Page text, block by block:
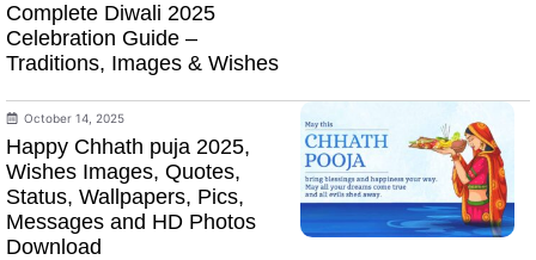
Complete Diwali 2025
Celebration Guide –
Traditions, Images & Wishes
October 14, 2025
Happy Chhath puja 2025,
Wishes Images, Quotes,
Status, Wallpapers, Pics,
Messages and HD Photos
Download